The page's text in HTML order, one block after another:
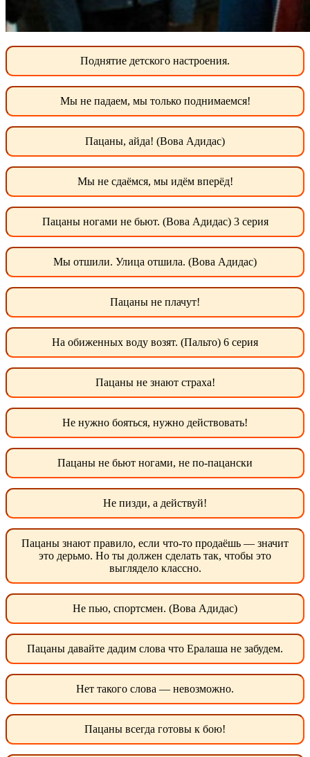
Поднятие детского настроения.
Мы не падаем, мы только поднимаемся!
Пацаны, айда! (Вова Адидас)
Мы не сдаёмся, мы идём вперёд!
Пацаны ногами не бьют. (Вова Адидас) 3 серия
Мы отшили. Улица отшила. (Вова Адидас)
Пацаны не плачут!
На обиженных воду возят. (Пальто) 6 серия
Пацаны не знают страха!
Не нужно бояться, нужно действовать!
Пацаны не бьют ногами, не по-пацански
Не пизди, а действуй!
Пацаны знают правило, если что-то продаёшь — значит
это дерьмо. Но ты должен сделать так, чтобы это
выглядело классно.
Не пью, спортсмен. (Вова Адидас)
Пацаны давайте дадим слова что Ералаша не забудем.
Нет такого слова — невозможно.
Пацаны всегда готовы к бою!